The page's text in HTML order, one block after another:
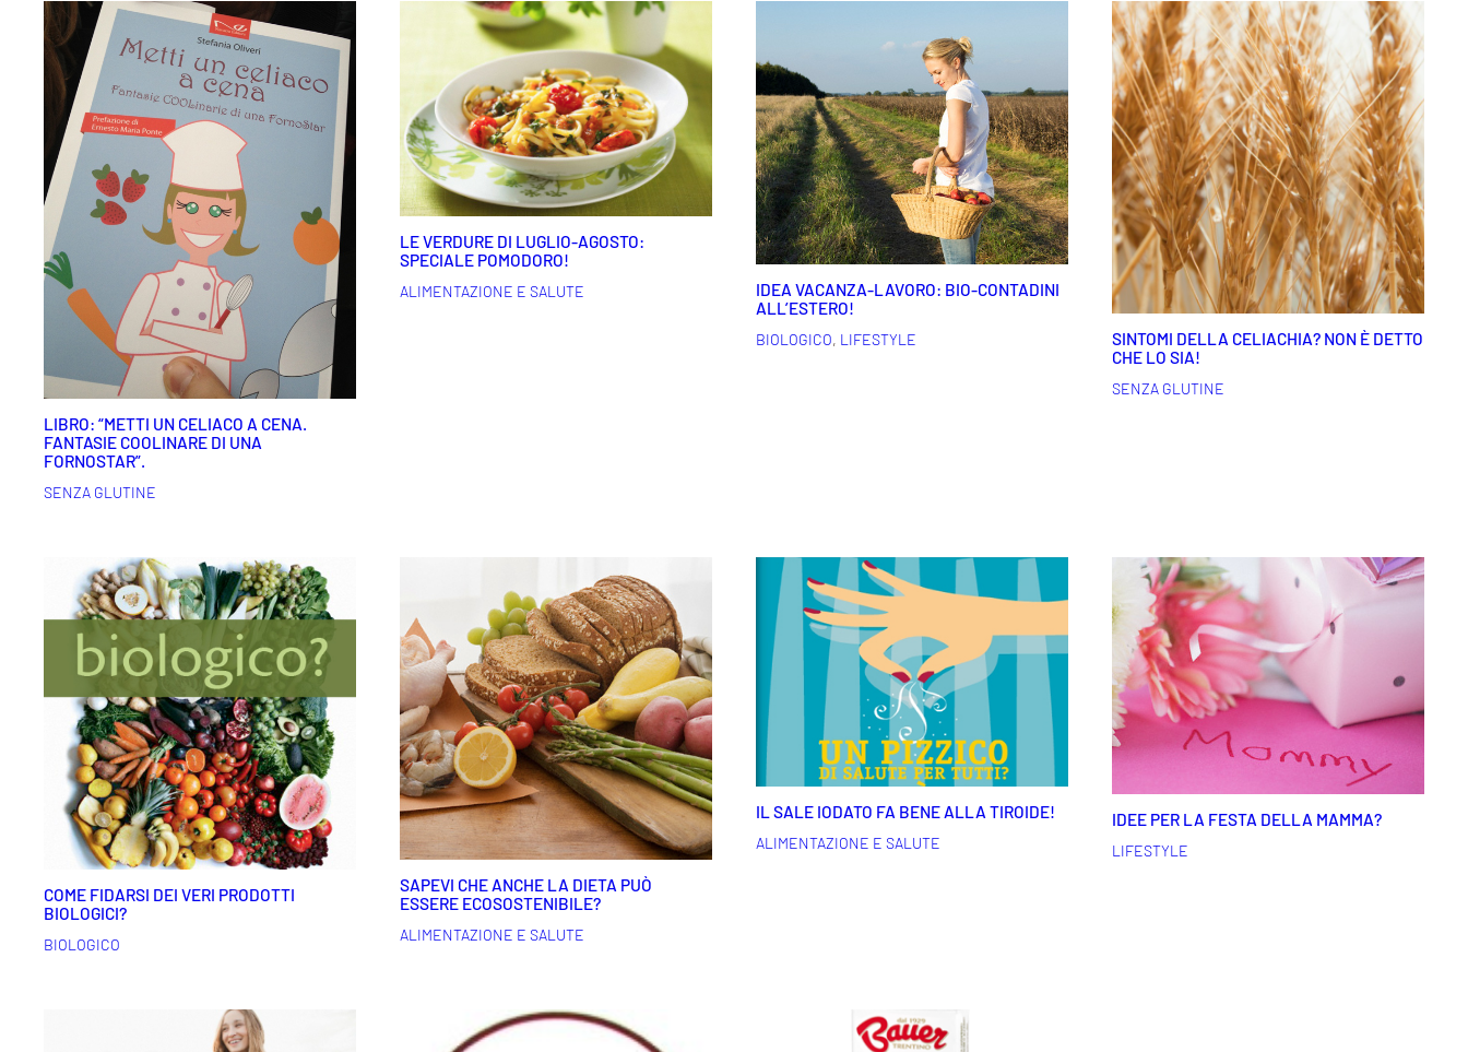
LIBRO: “METTI UN CELIACO A CENA.
FANTASIE COOLINARE DI UNA
FORNOSTAR”.
SENZA GLUTINE
LE VERDURE DI LUGLIO-AGOSTO:
SPECIALE POMODORO!
ALIMENTAZIONE E SALUTE
IDEA VACANZA-LAVORO: BIO-CONTADINI
ALL’ESTERO!
BIOLOGICO, LIFESTYLE
SINTOMI DELLA CELIACHIA? NON È DETTO
CHE LO SIA!
SENZA GLUTINE
COME FIDARSI DEI VERI PRODOTTI
BIOLOGICI?
BIOLOGICO
SAPEVI CHE ANCHE LA DIETA PUÒ
ESSERE ECOSOSTENIBILE?
ALIMENTAZIONE E SALUTE
IL SALE IODATO FA BENE ALLA TIROIDE!
ALIMENTAZIONE E SALUTE
IDEE PER LA FESTA DELLA MAMMA?
LIFESTYLE